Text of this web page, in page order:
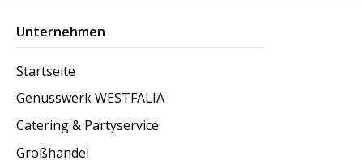
Unternehmen
Startseite
Genusswerk WESTFALIA
Catering & Partyservice
Großhandel